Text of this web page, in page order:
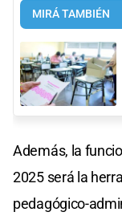
MIRÁ TAMBIÉN
Además, la
2025 será la
pedagógico-